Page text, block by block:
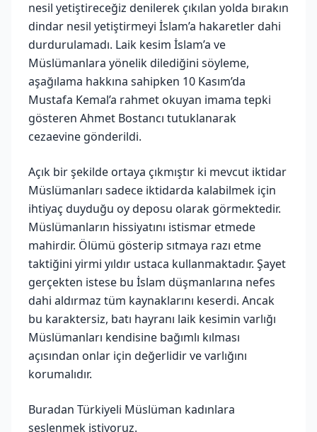
nesil yetiştireceğiz denilerek çıkılan yolda bırakın
dindar nesil yetiştirmeyi İslam’a hakaretler dahi
durdurulamadı. Laik kesim İslam’a ve
Müslümanlara yönelik dilediğini söyleme,
aşağılama hakkına sahipken 10 Kasım’da
Mustafa Kemal’a rahmet okuyan imama tepki
gösteren Ahmet Bostancı tutuklanarak
cezaevine gönderildi.
Açık bir şekilde ortaya çıkmıştır ki mevcut iktidar
Müslümanları sadece iktidarda kalabilmek için
ihtiyaç duyduğu oy deposu olarak görmektedir.
Müslümanların hissiyatını istismar etmede
mahirdir. Ölümü gösterip sıtmaya razı etme
taktiğini yirmi yıldır ustaca kullanmaktadır. Şayet
gerçekten istese bu İslam düşmanlarına nefes
dahi aldırmaz tüm kaynaklarını keserdi. Ancak
bu karaktersiz, batı hayranı laik kesimin varlığı
Müslümanları kendisine bağımlı kılması
açısından onlar için değerlidir ve varlığını
korumalıdır.
Buradan Türkiyeli Müslüman kadınlara
seslenmek istiyoruz.